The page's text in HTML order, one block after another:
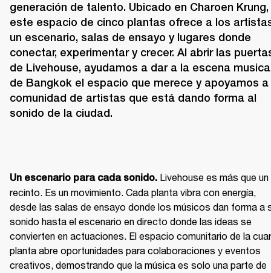
generación de talento. Ubicado en Charoen Krung,
este espacio de cinco plantas ofrece a los
un escenario, salas de ensayo y lugares donde
conectar, experimentar y crecer. Al abrir las
de Livehouse, ayudamos a dar a la escena
de Bangkok el espacio que merece y apoyamos a
comunidad de artistas que está dando forma al
sonido de la ciudad.
Un escenario para cada sonido. Livehouse es más que un
recinto. Es un movimiento. Cada planta vibra con energía,
desde las salas de ensayo donde los músicos dan forma a
sonido hasta el escenario en directo donde las ideas se
convierten en actuaciones. El espacio comunitario de la
planta abre oportunidades para colaboraciones y eventos
creativos, demostrando que la música es solo una parte de